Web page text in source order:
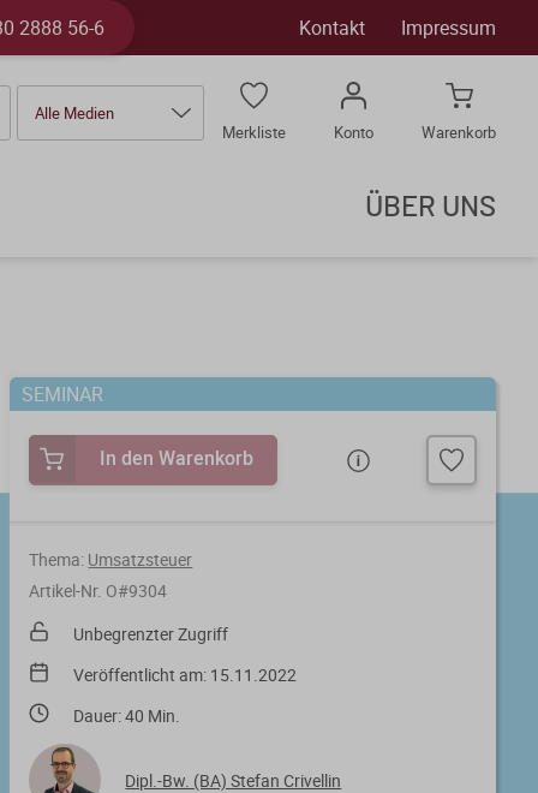
2888 56-6 Kontakt Impressum
Alle Medien
Merkliste
Konto Warenkorb
ÜBER UNS
SEMINAR
In den Warenkorb
Thema: Umsatzsteuer
Artikel-Nr. O#9304
Unbegrenzter Zugriff
Veröffentlicht am: 15.11.2022
Dauer: 40 Min.
Dipl.-Bw. (BA) Stefan Crivellin